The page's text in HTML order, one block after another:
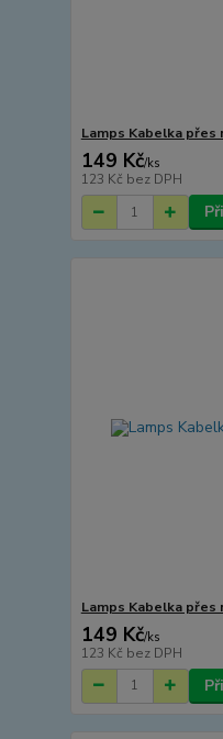
Lamps Kabelka přes
149 Kč/ks
123 Kč bez DPH
Lamps Kabelka přes
149 Kč/ks
123 Kč bez DPH